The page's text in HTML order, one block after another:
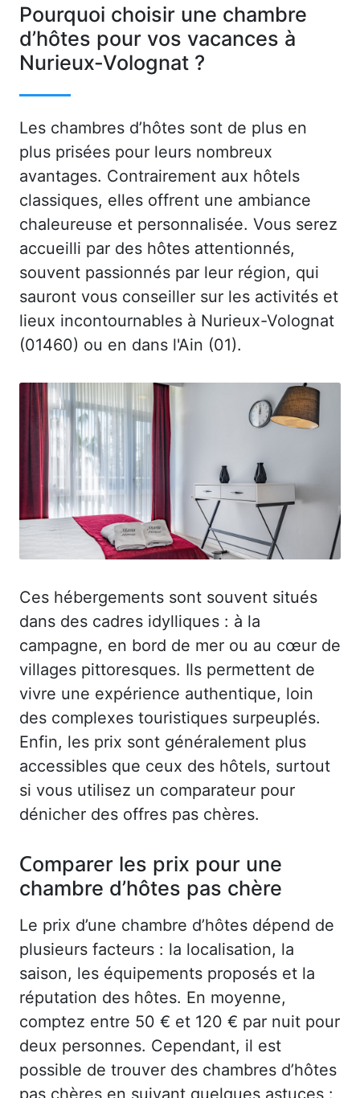
Pourquoi choisir une chambre
d’hôtes pour vos vacances à
Nurieux-Volognat ?
Les chambres d’hôtes sont de plus en
plus prisées pour leurs nombreux
avantages. Contrairement aux hôtels
classiques, elles offrent une ambiance
chaleureuse et personnalisée. Vous serez
accueilli par des hôtes attentionnés,
souvent passionnés par leur région, qui
sauront vous conseiller sur les activités et
lieux incontournables à Nurieux-Volognat
(01460) ou en dans l'Ain (01).
Ces hébergements sont souvent situés
dans des cadres idylliques : à la
campagne, en bord de mer ou au cœur de
villages pittoresques. Ils permettent de
vivre une expérience authentique, loin
des complexes touristiques surpeuplés.
Enfin, les prix sont généralement plus
accessibles que ceux des hôtels, surtout
si vous utilisez un comparateur pour
dénicher des offres pas chères.
Comparer les prix pour une
chambre d’hôtes pas chère
Le prix d’une chambre d’hôtes dépend de
plusieurs facteurs : la localisation, la
saison, les équipements proposés et la
réputation des hôtes. En moyenne,
comptez entre 50 € et 120 € par nuit pour
deux personnes. Cependant, il est
possible de trouver des chambres d’hôtes
pas chères en suivant quelques astuces :